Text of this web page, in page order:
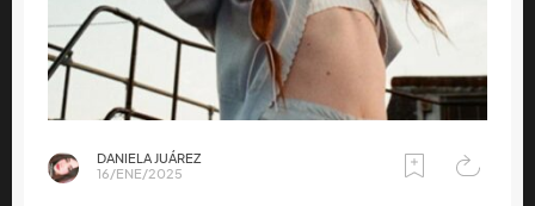
DANIELA JUÁREZ
16/ENE/2025